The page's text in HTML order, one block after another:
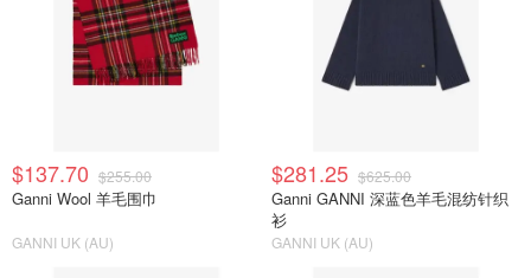
$137.70 $255.00
Ganni Wool 羊毛围巾
GANNI UK (AU)
$281.25 $625.00
Ganni GANNI 深蓝色羊毛混纺针织
衫
GANNI UK (AU)